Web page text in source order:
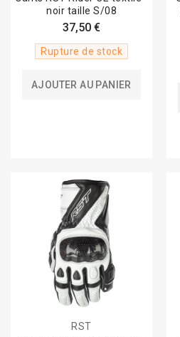
noir taille S/08
37,50 €
Rupture de stock
AJOUTER AU PANIER
RST